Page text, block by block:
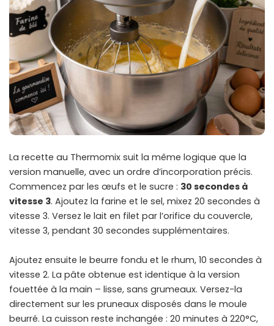
La recette au Thermomix suit la même logique que la
version manuelle, avec un ordre d’incorporation précis.
Commencez par les œufs et le sucre : 30 secondes à
vitesse 3. Ajoutez la farine et le sel, mixez 20 secondes à
vitesse 3. Versez le lait en filet par l’orifice du couvercle,
vitesse 3, pendant 30 secondes supplémentaires.
Ajoutez ensuite le beurre fondu et le rhum, 10 secondes à
vitesse 2. La pâte obtenue est identique à la version
fouettée à la main – lisse, sans grumeaux. Versez-la
directement sur les pruneaux disposés dans le moule
beurré. La cuisson reste inchangée : 20 minutes à 220°C,